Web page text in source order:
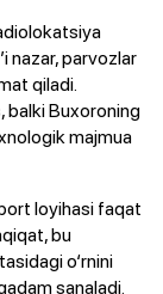
nazar, parvozlar
qiladi.
balki Buxoroning
majmua
loyihasi faqat
bu
o‘rnini
sanaladi.